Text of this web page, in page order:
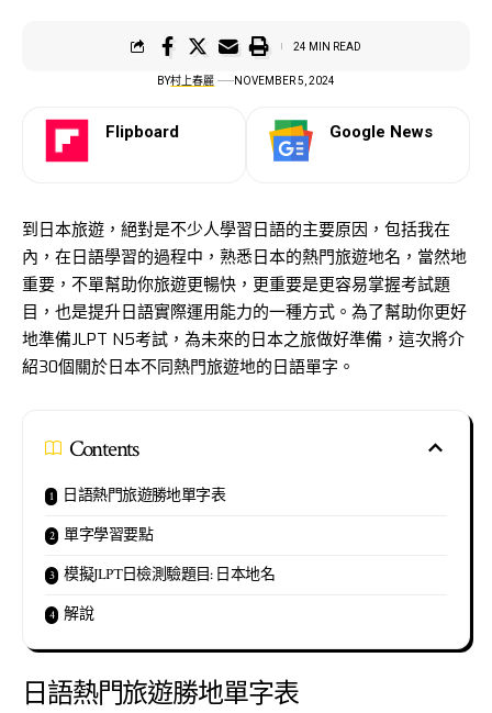
BY村上春麗 NOVEMBER 5, 2024
24 MIN READ
Flipboard Google News
到日本旅遊，絕對是不少人學習日語的主要原因，包括我在
內，在日語學習的過程中，熟悉日本的熱門旅遊地名，當然地
重要，不單幫助你旅遊更暢快，更重要是更容易掌握考試題
目，也是提升日語實際運用能力的一種方式。為了幫助你更好
地準備JLPT N5考試，為未來的日本之旅做好準備，這次將介
紹30個關於日本不同熱門旅遊地的日語單字。
Contents
日語熱門旅遊勝地單字表
單字學習要點
模擬JLPT日檢測驗題目: 日本地名
解說
日語熱門旅遊勝地單字表